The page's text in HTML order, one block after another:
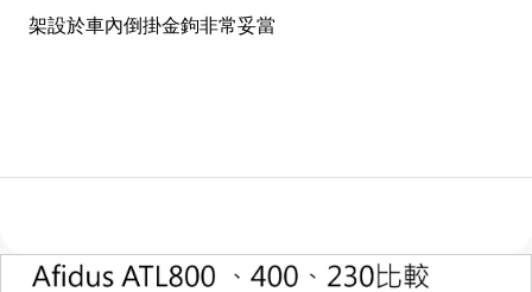
架設於車內倒掛金鉤非常妥當